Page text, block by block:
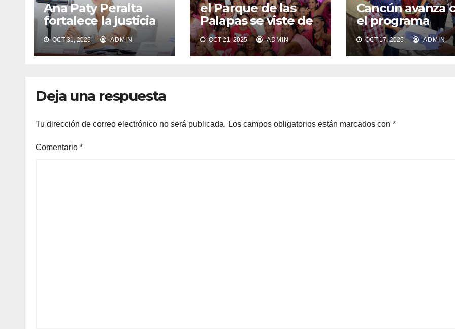
Ana Paty Peralta
fortalece la justicia
cívica
OCT 31, 2025 ADMIN
el Parque de las
Palapas se viste de
rosa
OCT 21, 2025 ADMIN
Cancún avanza
el programa
“Caminos
OCT 17, 2025 ADMIN
Deja una respuesta
Tu dirección de correo electrónico no será publicada. Los campos obligatorios están marcados con *
Comentario *